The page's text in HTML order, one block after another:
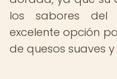
los sabores del
excelente opción
de quesos suaves